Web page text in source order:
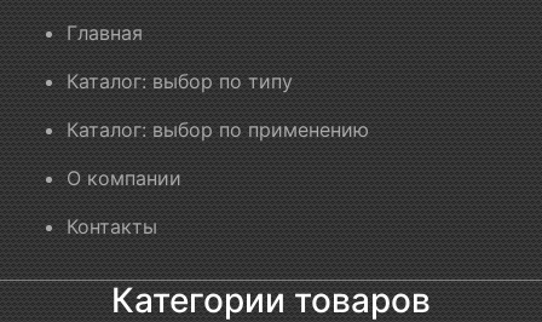
Главная
Каталог: выбор по типу
Каталог: выбор по применению
О компании
Контакты
Категории товаров